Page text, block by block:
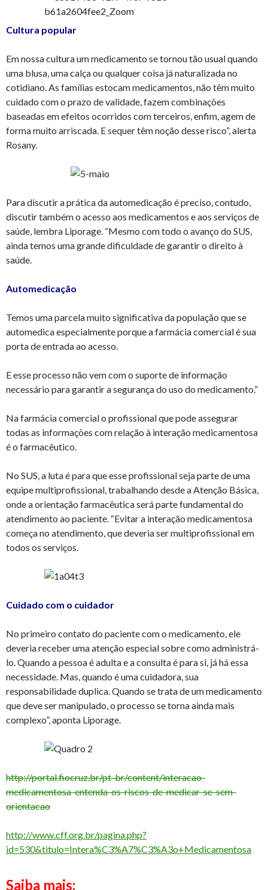
Cultura popular
Em nossa cultura um medicamento se tornou tão usual quando
uma blusa, uma calça ou qualquer coisa já naturalizada no
cotidiano. As famílias estocam medicamentos, não têm muito
cuidado com o prazo de validade, fazem combinações
baseadas em efeitos ocorridos com terceiros, enfim, agem de
forma muito arriscada. E sequer têm noção desse risco”, alerta
Rosany.
Para discutir a prática da automedicação é preciso, contudo,
discutir também o acesso aos medicamentos e aos serviços de
saúde, lembra Liporage. “Mesmo com todo o avanço do SUS,
ainda temos uma grande dificuldade de garantir o direito à
saúde.
Automedicação
Temos uma parcela muito significativa da população que se
automedica especialmente porque a farmácia comercial é sua
porta de entrada ao acesso.
E esse processo não vem com o suporte de informação
necessário para garantir a segurança do uso do medicamento.”
Na farmácia comercial o profissional que pode assegurar
todas as informações com relação à interação medicamentosa
é o farmacêutico.
No SUS, a luta é para que esse profissional seja parte de uma
equipe multiprofissional, trabalhando desde a Atenção Básica,
onde a orientação farmacêutica será parte fundamental do
atendimento ao paciente. “Evitar a interação medicamentosa
começa no atendimento, que deveria ser multiprofissional em
todos os serviços.
Cuidado com o cuidador
No primeiro contato do paciente com o medicamento, ele
deveria receber uma atenção especial sobre como administrá-
lo. Quando a pessoa é adulta e a consulta é para si, já há essa
necessidade. Mas, quando é uma cuidadora, sua
responsabilidade duplica. Quando se trata de um medicamento
que deve ser manipulado, o processo se torna ainda mais
complexo”, aponta Liporage.
http://portal.fiocruz.br/pt-br/content/interacao-
medicamentosa-entenda-os-riscos-de-medicar-se-sem-
orientacao
http://www.cff.org.br/pagina.php?
id=530&titulo=Intera%C3%A7%C3%A3o+Medicamentosa
Saiba mais: